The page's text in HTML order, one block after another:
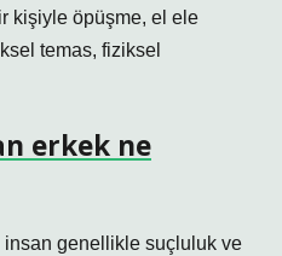
kişiyle öpüşme, el ele
temas, fiziksel
erkek ne
insan genellikle suçluluk ve